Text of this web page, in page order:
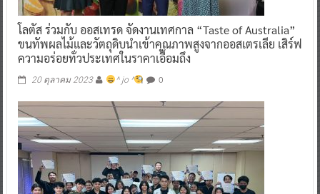
โลตัส ร่วมกับ ออสเทรด จัดงานเทศกาล “Taste of Australia”
ขนทัพผลไม้และวัตถุดิบนำเข้าคุณภาพสูงจากออสเตรเลีย เสิร์ฟ
ความอร่อยทั่วประเทศในราคาเอื้อมถึง
20 ตุลาคม 2023 ^ jo ^ 0